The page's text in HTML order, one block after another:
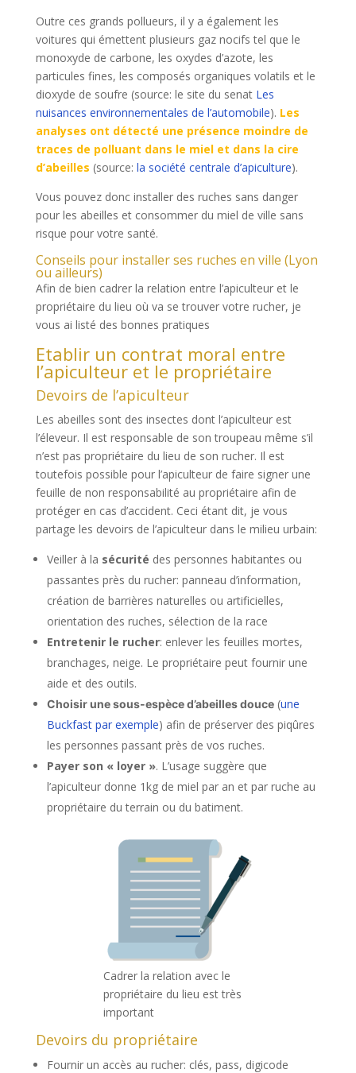
Outre ces grands pollueurs, il y a également les
voitures qui émettent plusieurs gaz nocifs tel que le
monoxyde de carbone, les oxydes d’azote, les
particules fines, les composés organiques volatils et le
dioxyde de soufre (source: le site du senat Les
nuisances environnementales de l’automobile). Les
analyses ont détecté une présence moindre de
traces de polluant dans le miel et dans la cire
d’abeilles (source: la société centrale d’apiculture).
Vous pouvez donc installer des ruches sans danger
pour les abeilles et consommer du miel de ville sans
risque pour votre santé.
Conseils pour installer ses ruches en ville (Lyon
ou ailleurs)
Afin de bien cadrer la relation entre l’apiculteur et le
propriétaire du lieu où va se trouver votre rucher, je
vous ai listé des bonnes pratiques
Etablir un contrat moral entre
l’apiculteur et le propriétaire
Devoirs de l’apiculteur
Les abeilles sont des insectes dont l’apiculteur est
l’éleveur. Il est responsable de son troupeau même s’il
n’est pas propriétaire du lieu de son rucher. Il est
toutefois possible pour l’apiculteur de faire signer une
feuille de non responsabilité au propriétaire afin de
protéger en cas d’accident. Ceci étant dit, je vous
partage les devoirs de l’apiculteur dans le milieu urbain:
Veiller à la sécurité des personnes habitantes ou
passantes près du rucher: panneau d’information,
création de barrières naturelles ou artificielles,
orientation des ruches, sélection de la race
Entretenir le rucher: enlever les feuilles mortes,
branchages, neige. Le propriétaire peut fournir une
aide et des outils.
Choisir une sous-espèce d’abeilles douce(une
Buckfast par exemple) afin de préserver des piqûres
les personnes passant près de vos ruches.
Payer son « loyer ». L’usage suggère que
l’apiculteur donne 1kg de miel par an et par ruche au
propriétaire du terrain ou du batiment.
Cadrer la relation avec le
propriétaire du lieu est très
important
Devoirs du propriétaire
Fournir un accès au rucher: clés, pass, digicode